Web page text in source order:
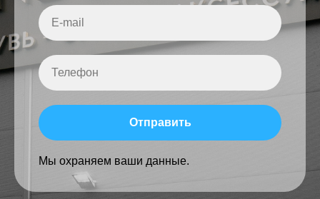
Отправить
Мы охраняем ваши данные.